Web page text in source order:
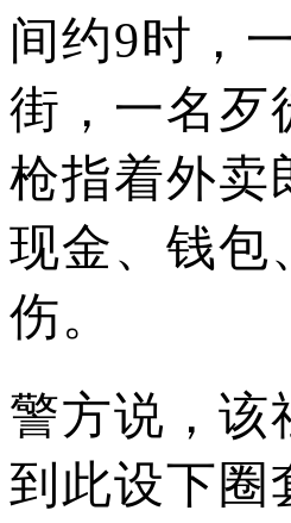
间约9时，
街，一名歹
枪指着外卖
现金、钱包
伤。
警方说，该
到此设下圈